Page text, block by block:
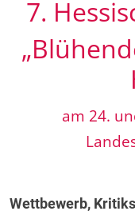
7.
am 24.
Wettbewerb,